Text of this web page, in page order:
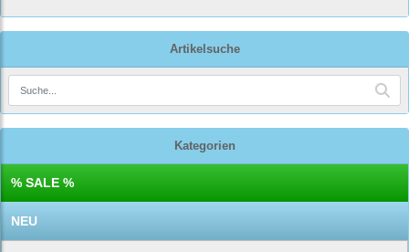
Artikelsuche
Kategorien
% SALE %
NEU